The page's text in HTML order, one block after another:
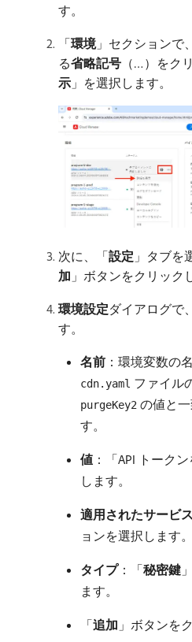
す。
「環境」セクションで
る​省略記号 （…）をク
示 」を選択します。
次に、「設定 」タブを
加 」ボタンをクリック
環境設定ダイアログで
す。
名前 ：環境変数の
cdn.yaml ファイル
purgeKey2 の値と
す。
値 ：「API トーク
します。
適用されたサービス
ョンを選択します。
タイプ：「秘密鍵
ます。
「追加 」ボタンを